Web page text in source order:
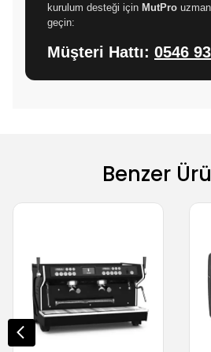
kurulum desteği için MutPro
geçin:
Müşteri Hattı: 0546
Benzer